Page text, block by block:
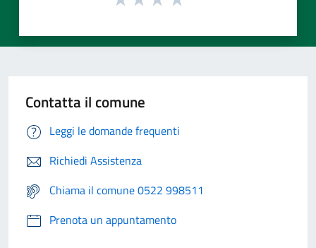
Contatta il comune
Leggi le domande frequenti
Richiedi Assistenza
Chiama il comune 0522 998511
Prenota un appuntamento